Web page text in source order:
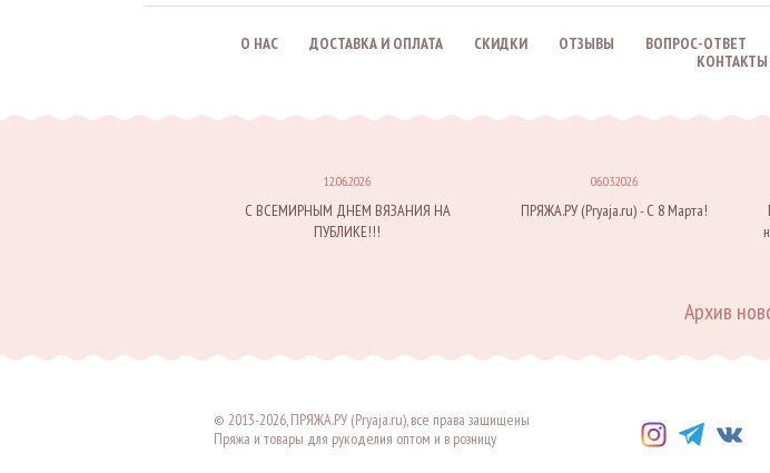
О НАС ДОСТАВКА И ОПЛАТА СКИДКИ ОТЗЫВЫ ВОПРОС-ОТВЕТ
КОНТАКТЫ
12.06.2026
С ВСЕМИРНЫМ ДНЕМ ВЯЗАНИЯ НА
ПУБЛИКЕ!!!
06.03.2026
ПРЯЖА.РУ (Pryaja.ru) - С 8 Марта!
Архив
© 2013-2026, ПРЯЖА.РУ (Pryaja.ru), все права защищены
Пряжа и товары для рукоделия оптом и в розницу